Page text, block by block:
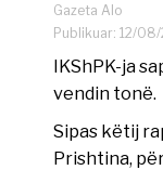
Gazeta Alo
Publikuar: 12/
IKShPK-ja
vendin tonë.
Sipas këtij
Prishtina,